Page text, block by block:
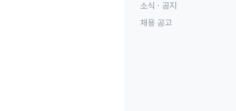
소식 · 공지
채용 공고